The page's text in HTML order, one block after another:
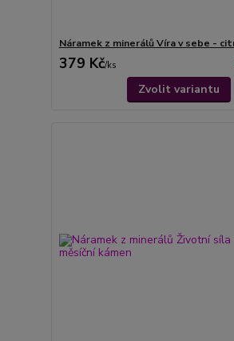
Náramek z minerálů Víra v sebe -
379 Kč/ks
Zvolit variantu